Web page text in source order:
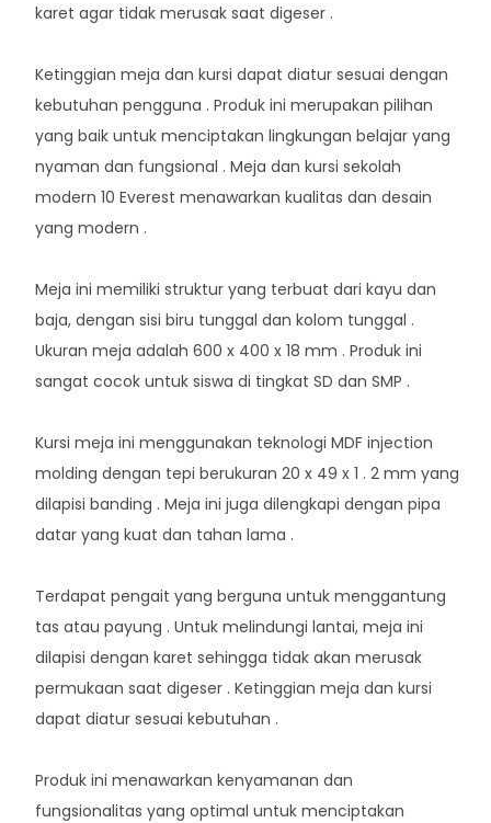
karet agar tidak merusak saat digeser .
Ketinggian meja dan kursi dapat diatur sesuai dengan
kebutuhan pengguna . Produk ini merupakan pilihan
yang baik untuk menciptakan lingkungan belajar yang
nyaman dan fungsional . Meja dan kursi sekolah
modern 10 Everest menawarkan kualitas dan desain
yang modern .
Meja ini memiliki struktur yang terbuat dari kayu dan
baja, dengan sisi biru tunggal dan kolom tunggal .
Ukuran meja adalah 600 x 400 x 18 mm . Produk ini
sangat cocok untuk siswa di tingkat SD dan SMP .
Kursi meja ini menggunakan teknologi MDF injection
molding dengan tepi berukuran 20 x 49 x 1 . 2 mm yang
dilapisi banding . Meja ini juga dilengkapi dengan pipa
datar yang kuat dan tahan lama .
Terdapat pengait yang berguna untuk menggantung
tas atau payung . Untuk melindungi lantai, meja ini
dilapisi dengan karet sehingga tidak akan merusak
permukaan saat digeser . Ketinggian meja dan kursi
dapat diatur sesuai kebutuhan .
Produk ini menawarkan kenyamanan dan
fungsionalitas yang optimal untuk menciptakan